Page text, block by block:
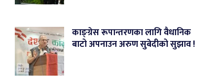
काङ्ग्रेस रूपान्तरणका लागि वैधानिक
बाटो अपनाउन अरुण सुबेदीको सुझाव !